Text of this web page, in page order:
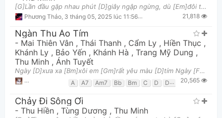
[G]Lần đầu gặp nhau phút [D]giây ngập ngừng, dù [Em]đôi tim đã [Bm]gieo mừng [C]Tay cầm tay muốn [G
Phương Thảo 3 tháng 05, 2025 lúc 11:56am 21,818
Ngàn Thu Áo Tím
- Mai Thiên Vân , Thái Thanh , Cẩm Ly , Hiền Thục ,
Khánh Ly , Bảo Yến , Khánh Hà , Trang Mỹ Dung ,
Thu Minh , Ánh Tuyết
Ngày [D]xưa xa [Bm]xôi em [Gm]rất yêu màu [D]tím Ngày [F#m]xưa vô [Bm]tư em [Am7]sống trong trìu
Vương Thiện 5 tháng 12, 2019 lúc 01:34pm
A A7 Am7 Bb Bm C D D7 Dm Dm7
20,565
Chảy Đi Sông Ơi
- Thu Hiền , Tùng Dương , Thu Minh